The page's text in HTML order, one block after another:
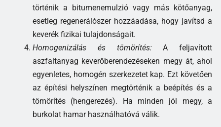
történik a bitumenemulzió vagy más kötőanyag,
esetleg regenerálószer hozzáadása, hogy javítsd a
keverék fizikai tulajdonságait.
Homogenizálás és tömörítés:A feljavított
aszfaltanyag keverőberendezéseken megy át, ahol
egyenletes, homogén szerkezetet kap. Ezt követően
az építési helyszínen megtörténik a beépítés és a
tömörítés (hengerezés). Ha minden jól megy, a
burkolat hamar használhatóvá válik.